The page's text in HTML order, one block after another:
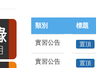
類別 標題
實習公告 置頂
實習公告 置頂